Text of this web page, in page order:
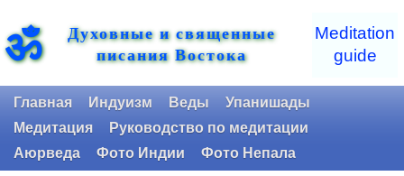
ॐ
Духовные и священные
писания Востока
Meditation
guide
Главная Индуизм Веды
Упанишады
Медитация
Руководство по медитации
Аюрведа
Фото Индии Фото Непала